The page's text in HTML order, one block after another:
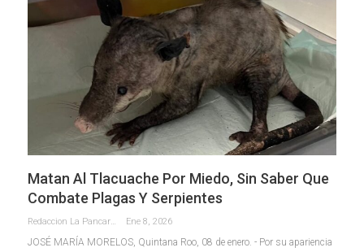
Matan Al Tlacuache Por Miedo, Sin Saber Que
Combate Plagas Y Serpientes
Redaccion La Pancarta De Quintana Roo Ene 8, 2026
JOSÉ MARÍA MORELOS, Quintana Roo, 08 de enero. - Por su apariencia